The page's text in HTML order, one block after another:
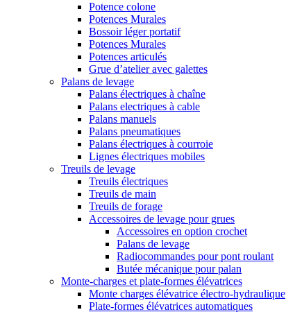
Potence colone
Potences Murales
Bossoir léger portatif
Potences Murales
Potences articulés
Grue d’atelier avec galettes
Palans de levage
Palans électriques à chaîne
Palans electriques à cable
Palans manuels
Palans pneumatiques
Palans électriques à courroie
Lignes électriques mobiles
Treuils de levage
Treuils électriques
Treuils de main
Treuils de forage
Accessoires de levage pour grues
Accessoires en option crochet
Palans de levage
Radiocommandes pour pont roulant
Butée mécanique pour palan
Monte-charges et plate-formes élévatrices
Monte charges élévatrice électro-hydraulique
Plate-formes élévatrices automatiques